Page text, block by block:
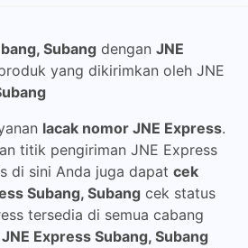
Subang dengan JNE
yang dikirimkan oleh JNE
lacak nomor JNE Express.
titik pengiriman JNE Express
di sini Anda juga dapat cek
Subang, Subang cek status
tersedia di semua cabang
JNE Express Subang, Subang